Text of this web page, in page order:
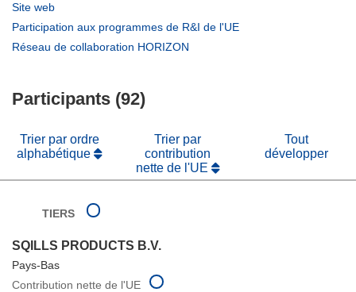
fenêtre)
Site web
dans
Participation aux programmes de R&I de l'UE
Réseau de collaboration HORIZON
Participants (92)
Trier par ordre
alphabétique
Trier par
contribution
nette de l'UE
Tout
développer
TIERS
SQILLS PRODUCTS B.V.
Pays-Bas
Contribution nette de l'UE